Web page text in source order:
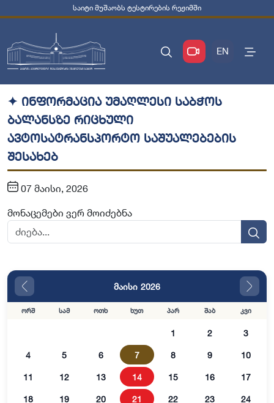
საიტი მუშაობს ტესტირების რეჟიმში
EN
✦ ინფორმაცია უმაღლესი საბჭოს
ბალანსზე რიცხული
ავტოსატრანსპორტო საშუალებების
შესახებ
07 მაისი, 2026
მონაცემები ვერ მოიძებნა
მაისი 2026
ორშ სამ ოთხ ხუთ პარ შაბ კვი
1 2 3
4 5 6 7 8 9 10
11 12 13 14 15 16 17
18 19 20 21 22 23 24